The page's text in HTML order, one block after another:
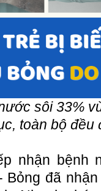
sôi 33%
toàn bộ đều
nhận bệnh
Bỏng đã